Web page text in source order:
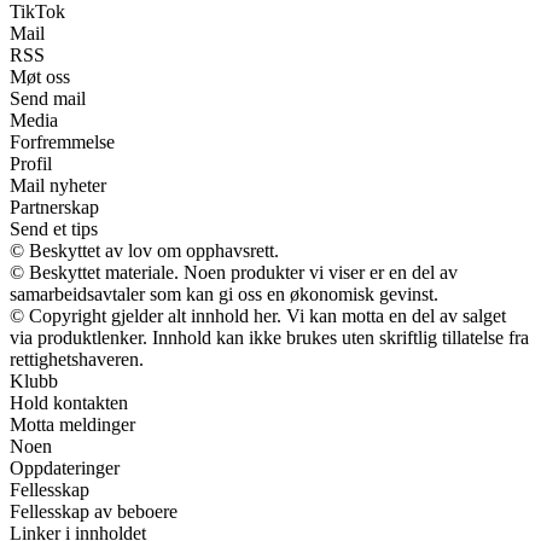
TikTok
Mail
RSS
Møt oss
Send mail
Media
Forfremmelse
Profil
Mail nyheter
Partnerskap
Send et tips
© Beskyttet av lov om opphavsrett.
© Beskyttet materiale. Noen produkter vi viser er en del av
samarbeidsavtaler som kan gi oss en økonomisk gevinst.
© Copyright gjelder alt innhold her. Vi kan motta en del av salget
via produktlenker. Innhold kan ikke brukes uten skriftlig tillatelse fra
rettighetshaveren.
Klubb
Hold kontakten
Motta meldinger
Noen
Oppdateringer
Fellesskap
Fellesskap av beboere
Linker i innholdet